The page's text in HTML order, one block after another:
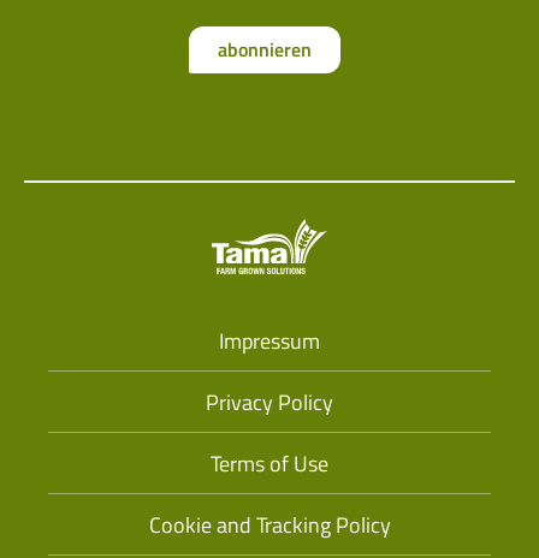
abonnieren
Impressum
Privacy Policy
Terms of Use
Cookie and Tracking Policy